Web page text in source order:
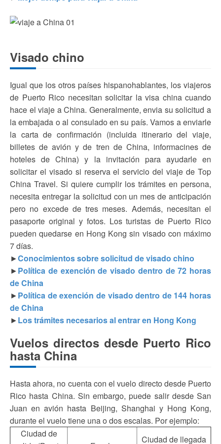
Visado chino
Igual que los otros países hispanohablantes, los viajeros
de Puerto Rico necesitan solicitar la visa china cuando
hace el viaje a China. Generalmente, envia su solicitud a
la embajada o al consulado en su país. Vamos a enviarle
la carta de confirmación (incluida itinerario del viaje,
billetes de avión y de tren de China, informacines de
hoteles de China) y la invitación para ayudarle en
solicitar el visado si reserva el servicio del viaje de Top
China Travel. Si quiere cumplir los trámites en persona,
necesita entregar la solicitud con un mes de anticipación
pero no excede de tres meses. Además, necesitan el
pasaporte original y fotos. Los turistas de Puerto Rico
pueden quedarse en Hong Kong sin visado con máximo
7 días.
►Conocimientos sobre solicitud de visado chino
►Política de exención de visado dentro de 72 horas
de China
►Política de exención de visado dentro de 144 horas
de China
►Los trámites necesarios al entrar en Hong Kong
Vuelos directos desde Puerto Rico
hasta China
Hasta ahora, no cuenta con el vuelo directo desde Puerto
Rico hasta China. Sin embargo, puede salir desde San
Juan en avión hasta Beijing, Shanghai y Hong Kong,
durante el vuelo tiene una o dos escalas. Por ejemplo:
Ciudad de
Ciudad de llegada